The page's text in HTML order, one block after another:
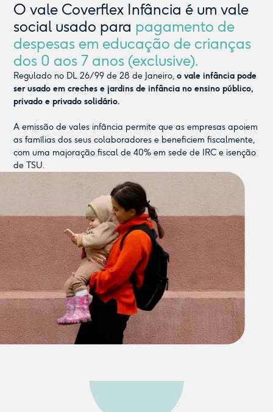
O vale Coverflex Infância é um vale
social usado para pagamento de
despesas em educação de crianças
dos 0 aos 7 anos (exclusive).
Regulado no DL 26/99 de 28 de Janeiro,o vale infância pode
ser usado em creches e jardins de infância no ensino público,
privado e privado solidário.
A emissão de vales infância permite que as empresas apoiem
as famílias dos seus colaboradores e beneficiem fiscalmente,
com uma majoração fiscal de 40% em sede de IRC e isenção
de TSU.